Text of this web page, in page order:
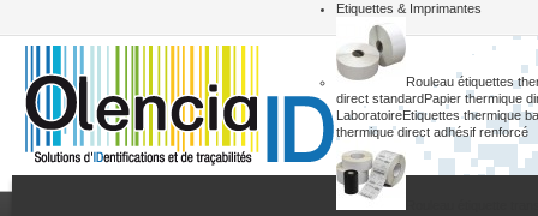
Etiquettes & Imprimantes
Rouleau étiquettes
direct standardPapier thermique
LaboratoireEtiquettes thermique
thermique direct adhésif renforcé